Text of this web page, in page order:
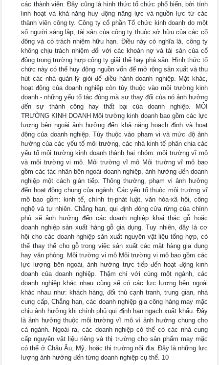
các thành viên. Đây cũng là hình thức tổ chức phổ biến, bởi tính
linh hoạt và khả năng huy động năng lực và nguồn lực từ các
thành viên công ty. Công ty cổ phần Tổ chức kinh doanh do một
số người sáng lập, tài sản của công ty thuộc sở hữu của các cổ
đông và có trách nhiệm hữu hạn. Điều này có nghĩa là, công ty
không chịu trách nhiệm đối với các khoản nợ và tài sản của cổ
đông trong trường hợp công ty giải thể hay phá sản. Hình thức tổ
chức này có thể huy động nguồn vốn để mở rộng sản xuất và thu
hút các nhà quản lý giỏi để điều hành doanh nghiệp. Mặt khác,
hoạt động của doanh nghiệp còn tùy thuộc vào môi trường kinh
doanh - những yếu tố tác động mà sự thay đổi của nó ảnh hưởng
đến sự thành công hay thất bại của doanh nghiệp. MÔI
TRƯỜNG KINH DOANH Môi trường kinh doanh bao gồm các lực
lượng bên ngoài ảnh hưởng đến khả năng hoạch định và hoạt
động của doanh nghiệp. Tùy thuộc vào phạm vi và mức độ ảnh
hưởng của các yếu tố môi trường, các nhà kinh tế phân chia các
yếu tố môi trường kinh doanh thành hai nhóm: môi trường vĩ mô
và môi trường vi mô. Môi trường vĩ mô Môi trường vĩ mô bao
gồm các tác nhân bên ngoài doanh nghiệp, ảnh hưởng đến doanh
nghiệp một cách gián tiếp. Thông thường, phạm vi ảnh hưởng
đến hoạt động chung của ngành. Các yếu tố thuộc môi trường vĩ
mô bao gồm: kinh tế, chính trị-phát luật, văn hóa-xã hội, công
nghệ và tự nhiên. Chẳng hạn, qui định đóng cửa rừng của chính
phủ sẽ ảnh hưởng đến các doanh nghiệp khai thác gỗ hoặc
doanh nghiệp sản xuất hàng gỗ gia dụng. Tuy nhiên, đây là cơ
hội cho các doanh nghiệp sản xuất nguyên vật liệu tổng hợp, có
thể thay thế cho gỗ trong việc sản xuất các mặt hàng gia dụng
hay văn phòng. Môi trường vi mô Môi trường vi mô bao gồm các
lực lượng bên ngoài, ảnh hưởng trực tiếp đến hoạt động kinh
doanh của doanh nghiệp. Thậm chí với cùng một ngành, các
doanh nghiệp khác nhau cũng sẽ có các lực lượng bên ngoài
khác nhau như: khách hàng, đối thủ cạnh tranh, trung gian, nhà
cung cấp, Chẳng hạn, các doanh nghiệp gia công hàng may mặc
chịu ảnh hưởng khi chính phủ qui định hạn ngạch xuất khẩu. Đây
là ảnh hưởng thuộc môi trường vĩ mô vì ảnh hưởng chung cho
cả ngành. Ngoài ra, các doanh nghiệp có thể có các nhà cung
cấp nguyên vật liệu riêng và thị trường cho sản phẩm may mặc
có thể ở Châu Âu, Mỹ, hoặc thị trường nội địa. Đây là những lực
lượng ảnh hưởng đến từng doanh nghiệp cụ thể. 10